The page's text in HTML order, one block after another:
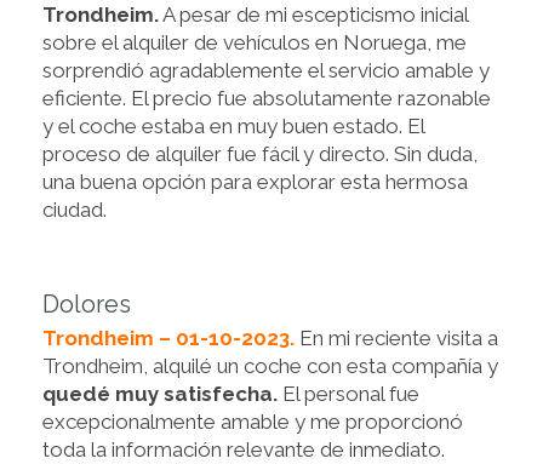
Trondheim.A pesar de mi escepticismo inicial
sobre el alquiler de vehículos en Noruega, me
sorprendió agradablemente el servicio amable y
eficiente. El precio fue absolutamente razonable
y el coche estaba en muy buen estado. El
proceso de alquiler fue fácil y directo. Sin duda,
una buena opción para explorar esta hermosa
ciudad.
Dolores
Trondheim – 01-10-2023. En mi reciente visita a
Trondheim, alquilé un coche con esta compañía y
quedé muy satisfecha. El personal fue
excepcionalmente amable y me proporcionó
toda la información relevante de inmediato.